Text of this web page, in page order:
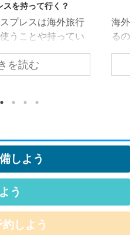
スを持って行く？
プレスは海外旅行
うことや持ってい
あるクレジットカ
リカン・エキスプ
特典（海外旅行保
トになります。 と
アメリカン・エキ
持つことにメリッ
記事は初めてアメ
スのクレジットカ
行くメリットがあ
です。 結論から言
外旅行をグレード
」それがアメ ...
を読む
海外
るの
ルの
テル
界最
テル
ます
しよう
う
しよう